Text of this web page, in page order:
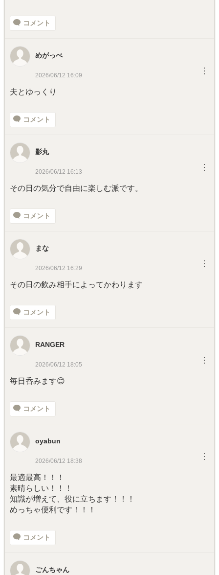
コメント
めがっぺ
2026/06/12 16:09 ︙
夫とゆっくり
コメント
影丸
2026/06/12 16:13 ︙
その日の気分で自由に楽しむ派です。
コメント
まな
2026/06/12 16:29 ︙
その日の飲み相手によってかわります
コメント
RANGER
2026/06/12 18:05 ︙
毎日呑みます😊
コメント
oyabun
2026/06/12 18:38 ︙
最適最高！！！
素晴らしい！！！
知識が増えて、役に立ちます！！！
めっちゃ便利です！！！
コメント
ごんちゃん